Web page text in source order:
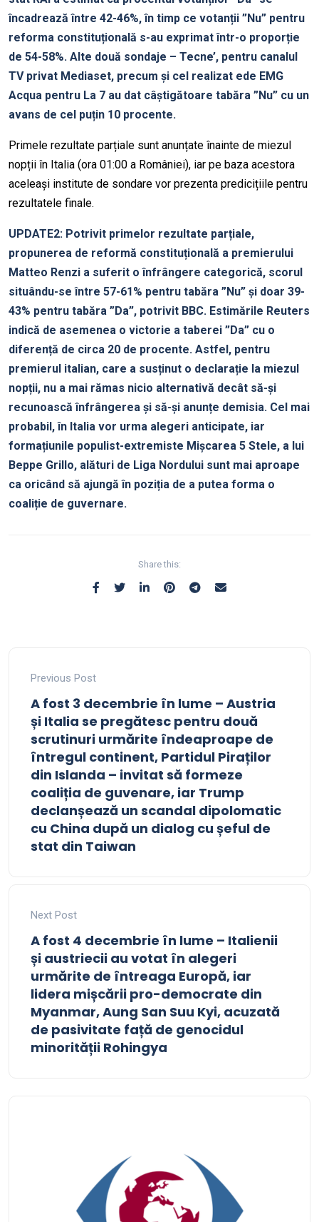
încadrează între 42-46%, în timp ce votanții ”Nu” pentru
reforma constituțională s-au exprimat într-o proporție
de 54-58%. Alte două sondaje – Tecne’, pentru canalul
TV privat Mediaset, precum și cel realizat ede EMG
Acqua pentru La 7 au dat câștigătoare tabăra ”Nu” cu un
avans de cel puțin 10 procente.
Primele rezultate parțiale sunt anunțate înainte de miezul
nopții în Italia (ora 01:00 a României), iar pe baza acestora
aceleași institute de sondare vor prezenta predicițiile pentru
rezultatele finale.
UPDATE2: Potrivit primelor rezultate parțiale,
propunerea de reformă constituțională a premierului
Matteo Renzi a suferit o înfrângere categorică, scorul
situându-se între 57-61% pentru tabăra ”Nu” și doar 39-
43% pentru tabăra ”Da”, potrivit BBC. Estimările Reuters
indică de asemenea o victorie a taberei ”Da” cu o
diferență de circa 20 de procente. Astfel, pentru
premierul italian, care a susținut o declarație la miezul
nopții, nu a mai rămas nicio alternativă decât să-și
recunoască înfrângerea și să-și anunțe demisia. Cel mai
probabil, în Italia vor urma alegeri anticipate, iar
formațiunile populist-extremiste Mișcarea 5 Stele, a lui
Beppe Grillo, alături de Liga Nordului sunt mai aproape
ca oricând să ajungă în poziția de a putea forma o
coaliție de guvernare.
Share this:
Previous Post
A fost 3 decembrie în lume – Austria
și Italia se pregătesc pentru două
scrutinuri urmărite îndeaproape de
întregul continent, Partidul Piraților
din Islanda – invitat să formeze
coaliția de guvenare, iar Trump
declanșează un scandal dipolomatic
cu China după un dialog cu șeful de
stat din Taiwan
Next Post
A fost 4 decembrie în lume – Italienii
și austriecii au votat în alegeri
urmărite de întreaga Europă, iar
lidera mișcării pro-democrate din
Myanmar, Aung San Suu Kyi, acuzată
de pasivitate față de genocidul
minorității Rohingya